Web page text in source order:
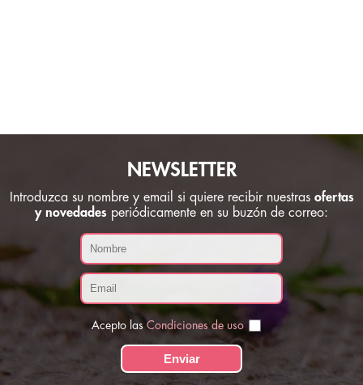
NEWSLETTER
Introduzca su nombre y email si quiere recibir nuestras ofertas
y novedades periódicamente en su buzón de correo:
Acepto las Condiciones de uso